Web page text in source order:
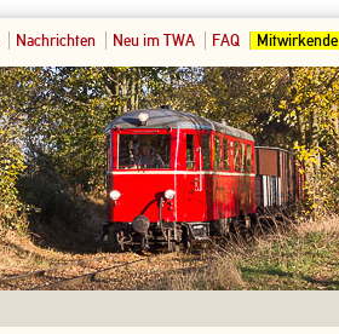
Nachrichten Neu im TWA FAQ Mitwirkende